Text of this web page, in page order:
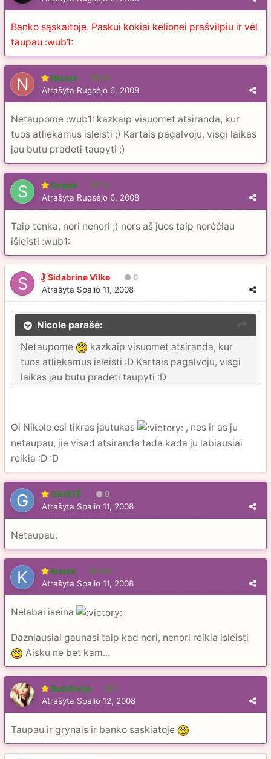
Banko sąskaitoje. Paskui kokiai kelionei prašvilpiu ir vėl
taupau :wub1:
Nicole 56
Atrašyta Rugsėjo 6, 2008
Netaupome :wub1: kazkaip visuomet atsiranda, kur
tuos atliekamus isleisti ;) Kartais pagalvoju, visgi laikas
jau butu pradeti taupyti ;)
Snapė 13
Atrašyta Rugsėjo 6, 2008
Taip tenka, nori nenori ;) nors aš juos taip norėčiau
išleisti :wub1:
Sidabrine Vilke 0
Atrašyta Spalio 11, 2008
Nicole parašė:
Netaupome
kazkaip visuomet atsiranda, kur
tuos atliekamus isleisti :D Kartais pagalvoju, visgi
laikas jau butu pradeti taupyti :D
Oi Nikole esi tikras jautukas
, nes ir as ju
netaupau, jie visad atsiranda tada kada ju labiausiai
reikia :D :D
GEISTĖ 0
Atrašyta Spalio 11, 2008
Netaupau.
kicule 104
Atrašyta Spalio 11, 2008
Nelabai iseina
Dazniausiai gaunasi taip kad nori, nenori reikia isleisti
Aisku ne bet kam...
Butaforija 1
Atrašyta Spalio 12, 2008
Taupau ir grynais ir banko saskiatoje